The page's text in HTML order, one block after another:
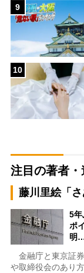
9
10
注目の著者・
藤川里絵「さ
5年
ポ
明
金融庁と東京証
や取締役会のあり